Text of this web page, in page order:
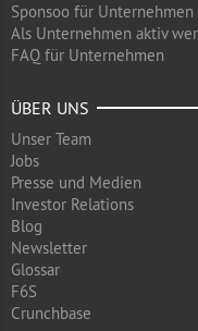
Sponsoo für Unternehmen
Als Unternehmen aktiv
FAQ für Unternehmen
ÜBER UNS
Unser Team
Jobs
Presse und Medien
Investor Relations
Blog
Newsletter
Glossar
F6S
Crunchbase